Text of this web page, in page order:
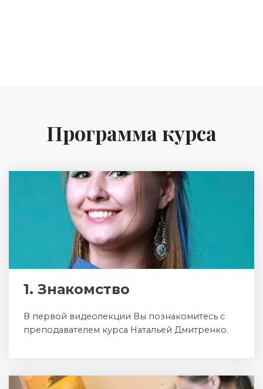
Программа курса
1. Знакомство
В первой видеолекции Вы познакомитесь с
преподавателем курса Натальей Дмитренко.